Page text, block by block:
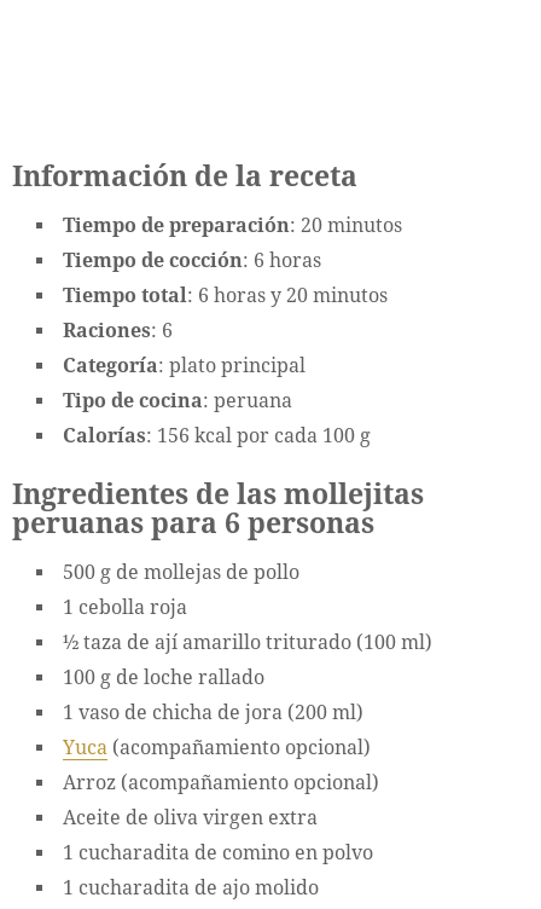
Información de la receta
Tiempo de preparación: 20 minutos
Tiempo de cocción: 6 horas
Tiempo total : 6 horas y 20 minutos
Raciones: 6
Categoría: plato principal
Tipo de cocina: peruana
Calorías: 156 kcal por cada 100 g
Ingredientes de las mollejitas
peruanas para 6 personas
500 g de mollejas de pollo
1 cebolla roja
½ taza de ají amarillo triturado (100 ml)
100 g de loche rallado
1 vaso de chicha de jora (200 ml)
Yuca (acompañamiento opcional)
Arroz (acompañamiento opcional)
Aceite de oliva virgen extra
1 cucharadita de comino en polvo
1 cucharadita de ajo molido